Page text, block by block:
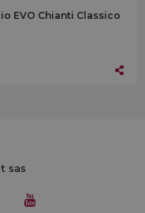
EVO Chianti Classico
sas